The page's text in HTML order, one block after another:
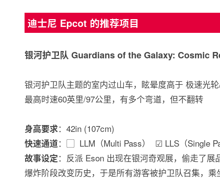
迪士尼 Epcot 的推荐项目
银河护卫队 Guardians of the Galaxy: Cosmic
银河护卫队主题的室内过山车，眩晕度高于 极速光
最高时速60英里/97公里，有多个弯道，但不翻转
身高要求：42in (107cm)
快速通道：▢ LLM（Multi Pass） ☑ LLS（Single
故事设定：反派 Eson 出现在银河奇观展，偷走了
爆炸阶段改变历史，于是所有游客被护卫队召集，